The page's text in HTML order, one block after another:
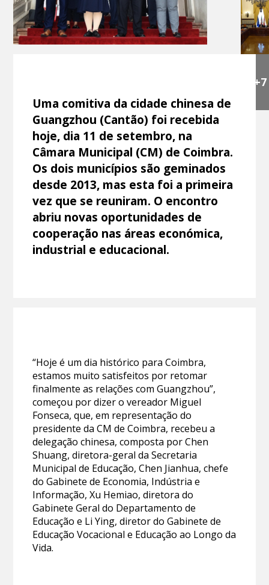
+7
Uma comitiva da cidade chinesa de
Guangzhou (Cantão) foi recebida
hoje, dia 11 de setembro, na
Câmara Municipal (CM) de Coimbra.
Os dois municípios são geminados
desde 2013, mas esta foi a primeira
vez que se reuniram. O encontro
abriu novas oportunidades de
cooperação nas áreas económica,
industrial e educacional.
“Hoje é um dia histórico para Coimbra,
estamos muito satisfeitos por retomar
finalmente as relações com Guangzhou”,
começou por dizer o vereador Miguel
Fonseca, que, em representação do
presidente da CM de Coimbra, recebeu a
delegação chinesa, composta por Chen
Shuang, diretora-geral da Secretaria
Municipal de Educação, Chen Jianhua, chefe
do Gabinete de Economia, Indústria e
Informação, Xu Hemiao, diretora do
Gabinete Geral do Departamento de
Educação e Li Ying, diretor do Gabinete de
Educação Vocacional e Educação ao Longo da
Vida.